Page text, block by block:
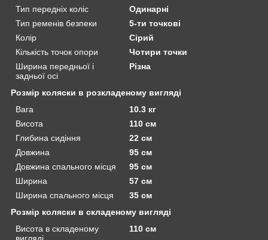
Тип передніх коліс
Одинарні
Тип ременів безпеки
5-ти точкові
Колір
Сірий
Кількість точок опори
Чотири точки
Ширина передньої і
задньої осі
Різна
Розмір коляски в розкладеному вигляді
Вага
10.3 кг
Висота
110 см
Глибина сидіння
22 см
Довжина
95 см
Довжина спального місця
95 см
Ширина
57 см
Ширина спального місця
35 см
Розмір коляски в складеному вигляді
Висота в складеному
вигляді
110 см